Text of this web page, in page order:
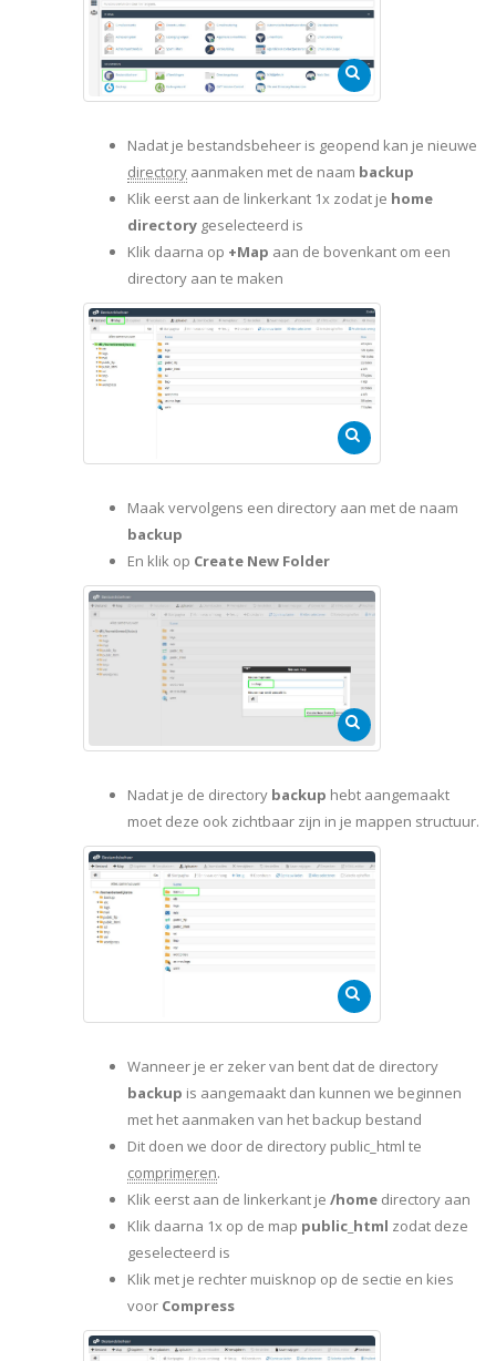
Nadat je bestandsbeheer is geopend kan je nieuwe
directory aanmaken met de naam backup
Klik eerst aan de linkerkant 1x zodat je home
directory geselecteerd is
Klik daarna op +Map aan de bovenkant om een
directory aan te maken
Maak vervolgens een directory aan met de naam
backup
En klik op Create New Folder
Nadat je de directory backup hebt aangemaakt
moet deze ook zichtbaar zijn in je mappen structuur.
Wanneer je er zeker van bent dat de directory
backup is aangemaakt dan kunnen we beginnen
met het aanmaken van het backup bestand
Dit doen we door de directory public_html te
comprimeren.
Klik eerst aan de linkerkant je /home directory aan
Klik daarna 1x op de map public_html zodat deze
geselecteerd is
Klik met je rechter muisknop op de sectie en kies
voor Compress